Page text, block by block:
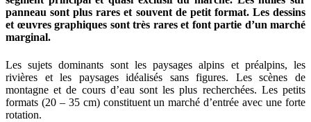
panneau sont plus rares et souvent de petit format. Les dessins
et œuvres graphiques sont très rares et font partie d’un marché
marginal.
Les sujets dominants sont les paysages alpins et préalpins, les
rivières et les paysages idéalisés sans figures. Les scènes de
montagne et de cours d’eau sont les plus recherchées. Les petits
formats (20 – 35 cm) constituent un marché d’entrée avec une forte
rotation.